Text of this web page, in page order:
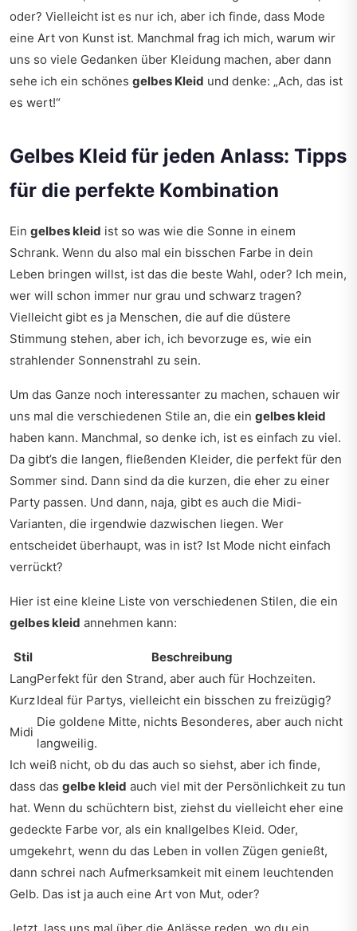
oder? Vielleicht ist es nur ich, aber ich finde, dass Mode
eine Art von Kunst ist. Manchmal frag ich mich, warum wir
uns so viele Gedanken über Kleidung machen, aber dann
sehe ich ein schönes gelbes Kleid und denke: „Ach, das ist
es wert!“
Gelbes Kleid für jeden Anlass: Tipps
für die perfekte Kombination
Ein gelbes kleid ist so was wie die Sonne in einem
Schrank. Wenn du also mal ein bisschen Farbe in dein
Leben bringen willst, ist das die beste Wahl, oder? Ich mein,
wer will schon immer nur grau und schwarz tragen?
Vielleicht gibt es ja Menschen, die auf die düstere
Stimmung stehen, aber ich, ich bevorzuge es, wie ein
strahlender Sonnenstrahl zu sein.
Um das Ganze noch interessanter zu machen, schauen wir
uns mal die verschiedenen Stile an, die ein gelbes kleid
haben kann. Manchmal, so denke ich, ist es einfach zu viel.
Da gibt’s die langen, fließenden Kleider, die perfekt für den
Sommer sind. Dann sind da die kurzen, die eher zu einer
Party passen. Und dann, naja, gibt es auch die Midi-
Varianten, die irgendwie dazwischen liegen. Wer
entscheidet überhaupt, was in ist? Ist Mode nicht einfach
verrückt?
Hier ist eine kleine Liste von verschiedenen Stilen, die ein
gelbes kleid annehmen kann:
Stil
Beschreibung
LangPerfekt für den Strand, aber auch für Hochzeiten.
KurzIdeal für Partys, vielleicht ein bisschen zu freizügig?
Midi
Die goldene Mitte, nichts Besonderes, aber auch nicht
langweilig.
Ich weiß nicht, ob du das auch so siehst, aber ich finde,
dass das gelbe kleid auch viel mit der Persönlichkeit zu tun
hat. Wenn du schüchtern bist, ziehst du vielleicht eher eine
gedeckte Farbe vor, als ein knallgelbes Kleid. Oder,
umgekehrt, wenn du das Leben in vollen Zügen genießt,
dann schrei nach Aufmerksamkeit mit einem leuchtenden
Gelb. Das ist ja auch eine Art von Mut, oder?